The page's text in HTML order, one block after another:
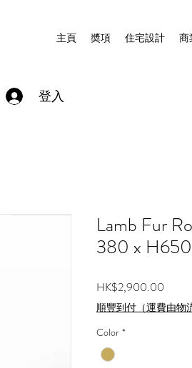
主頁 奬項 住宅設計 商
登入
Lamb Fur
380 x
HK$2,900.00
格
順豐到付（運費由物
Color *